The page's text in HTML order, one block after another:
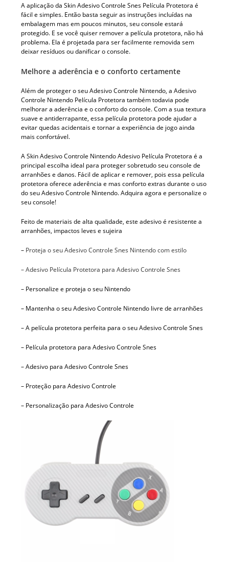
A aplicação da Skin Adesivo Controle Snes Película Protetora é
fácil e simples. Então basta seguir as instruções incluídas na
embalagem mas em poucos minutos, seu console estará
protegido. E se você quiser remover a película protetora, não há
problema. Ela é projetada para ser facilmente removida sem
deixar resíduos ou danificar o console.
Melhore a aderência e o conforto certamente
Além de proteger o seu Adesivo Controle Nintendo, a Adesivo
Controle Nintendo Película Protetora também todavia pode
melhorar a aderência e o conforto do console. Com a sua textura
suave e antiderrapante, essa película protetora pode ajudar a
evitar quedas acidentais e tornar a experiência de jogo ainda
mais confortável.
A Skin Adesivo Controle Nintendo Adesivo Película Protetora é a
principal escolha ideal para proteger sobretudo seu console de
arranhões e danos. Fácil de aplicar e remover, pois essa película
protetora oferece aderência e mas conforto extras durante o uso
do seu Adesivo Controle Nintendo. Adquira agora e personalize o
seu console!
Feito de materiais de alta qualidade, este adesivo é resistente a
arranhões, impactos leves e sujeira
– Proteja o seu Adesivo Controle Snes Nintendo com estilo
– Adesivo Película Protetora para Adesivo Controle Snes
– Personalize e proteja o seu Nintendo
– Mantenha o seu Adesivo Controle Nintendo livre de arranhões
– A película protetora perfeita para o seu Adesivo Controle Snes
– Película protetora para Adesivo Controle Snes
– Adesivo para Adesivo Controle Snes
– Proteção para Adesivo Controle
– Personalização para Adesivo Controle